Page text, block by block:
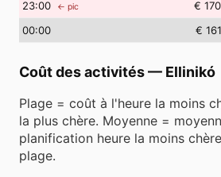
23:00 ← pic €
00:00 €
Coût des activités— Ellinikó
Plage = coût à l'heure la moins
la plus chère. Moyenne =
planification heure la moins
plage.